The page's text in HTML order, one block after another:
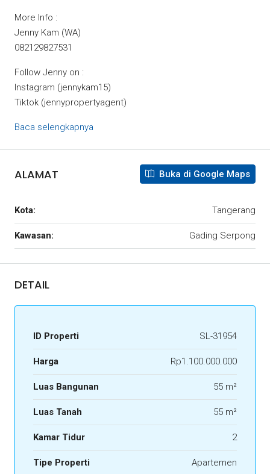
More Info :
Jenny Kam (WA)
082129827531
Follow Jenny on :
Instagram (jennykam15)
Tiktok (jennypropertyagent)
Baca selengkapnya
ALAMAT Buka di Google Maps
Kota: Tangerang
Kawasan: Gading Serpong
DETAIL
ID Properti SL-31954
Harga Rp1.100.000.000
Luas Bangunan 55 m²
Luas Tanah 55 m²
Kamar Tidur 2
Tipe Properti Apartemen